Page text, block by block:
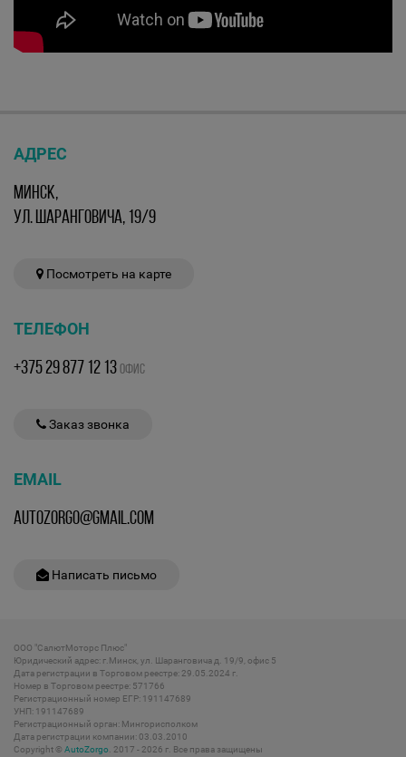
АДРЕС
МИНСК,
УЛ. ШАРАНГОВИЧА, 19/9
Посмотреть на карте
ТЕЛЕФОН
+375 29 877 12 13 ОФИС
Заказ звонка
EMAIL
AUTOZORGO@GMAIL.COM
Написать письмо
ООО "СалютМоторс Плюс"
Юридический адрес: г.Минск, ул. Шаранговича д. 19/9, офис 5
Дата регистрации в Торговом реестре: 29.05.2024 г.
Номер в Торговом реестре: 571766
Регистрационный номер ЕГР: 191147689
УНП: 191147689
Регистрационный орган: Мингорисполком
Дата регистрации компании: 03.03.2010
Copyright © AutoZorgo . 2017 - 2026 г. Все права защищены